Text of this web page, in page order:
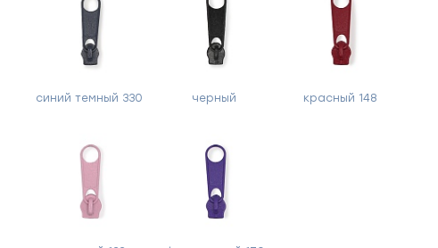
синий темный 330 черный красный 148